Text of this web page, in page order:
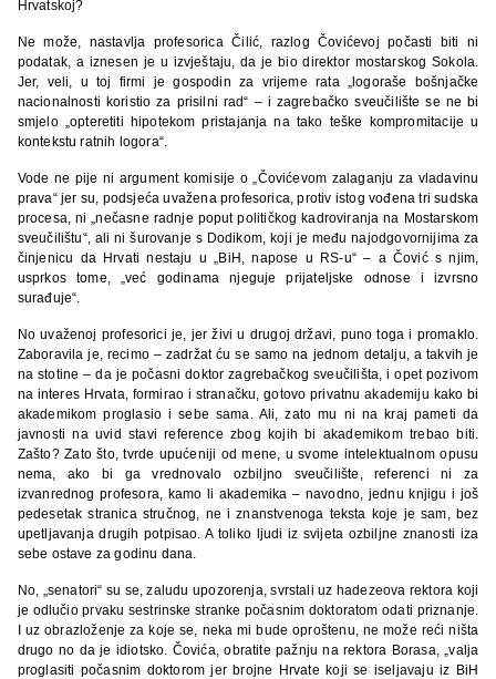
Hrvatskoj?
Ne može, nastavlja profesorica Čilić, razlog Čovićevoj počasti biti ni
podatak, a iznesen je u izvještaju, da je bio direktor mostarskog Sokola.
Jer, veli, u toj firmi je gospodin za vrijeme rata „logoraše bošnjačke
nacionalnosti koristio za prisilni rad“ – i zagrebačko sveučilište se ne bi
smjelo „opteretiti hipotekom pristajanja na tako teške kompromitacije u
kontekstu ratnih logora“.
Vode ne pije ni argument komisije o „Čovićevom zalaganju za vladavinu
prava“ jer su, podsjeća uvažena profesorica, protiv istog vođena tri sudska
procesa, ni „nečasne radnje poput političkog kadroviranja na Mostarskom
sveučilištu“, ali ni šurovanje s Dodikom, koji je među najodgovornijima za
činjenicu da Hrvati nestaju u „BiH, napose u RS-u“ – a Čović s njim,
usprkos tome, „već godinama njeguje prijateljske odnose i izvrsno
surađuje“.
No uvaženoj profesorici je, jer živi u drugoj državi, puno toga i promaklo.
Zaboravila je, recimo – zadržat ću se samo na jednom detalju, a takvih je
na stotine – da je počasni doktor zagrebačkog sveučilišta, i opet pozivom
na interes Hrvata, formirao i stranačku, gotovo privatnu akademiju kako bi
akademikom proglasio i sebe sama. Ali, zato mu ni na kraj pameti da
javnosti na uvid stavi reference zbog kojih bi akademikom trebao biti.
Zašto? Zato što, tvrde upućeniji od mene, u svome intelektualnom opusu
nema, ako bi ga vrednovalo ozbiljno sveučilište, referenci ni za
izvanrednog profesora, kamo li akademika – navodno, jednu knjigu i još
pedesetak stranica stručnog, ne i znanstvenoga teksta koje je sam, bez
upetljavanja drugih potpisao. A toliko ljudi iz svijeta ozbiljne znanosti iza
sebe ostave za godinu dana.
No, „senatori“ su se, zaludu upozorenja, svrstali uz hadezeova rektora koji
je odlučio prvaku sestrinske stranke počasnim doktoratom odati priznanje.
I uz obrazloženje za koje se, neka mi bude oproštenu, ne može reći ništa
drugo no da je idiotsko. Čovića, obratite pažnju na rektora Borasa, „valja
proglasiti počasnim doktorom jer brojne Hrvate koji se iseljavaju iz BiH